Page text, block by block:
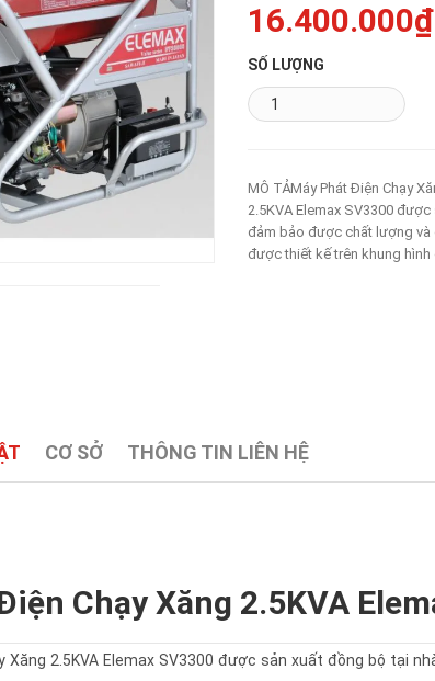
16.400.000₫
SỐ LƯỢNG
MÔ TẢMáy Phát Điện Chạy
2.5KVA Elemax SV3300
đảm bảo được chất lượng và
được thiết kế trên khung hình
CƠ SỞ THÔNG TIN LIÊN HỆ
Chạy Xăng 2.5KVA
Xăng 2.5KVA Elemax SV3300 được sản xuất đồng bộ tại